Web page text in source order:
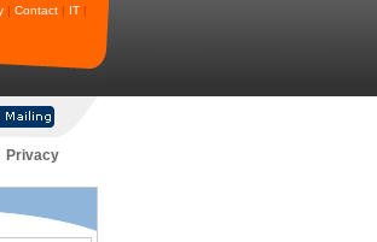
| Contact | IT |
Privacy